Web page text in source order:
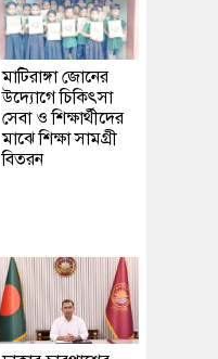
মাটিরাঙ্গা জোনের
উদ্যোগে চিকিৎসা
সেবা ও শিক্ষার্থীদের
মাঝে শিক্ষা সামগ্রী
বিতরন